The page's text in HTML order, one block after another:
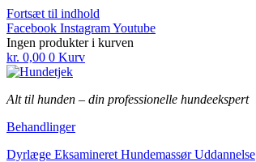
Fortsæt til indhold
Facebook InstagramYoutube
Ingen produkter i kurven
kr. 0,00 0 Kurv
Alt til hunden – din professionelle hundeekspert
Behandlinger
Dyrlæge Eksamineret Hundemassør Uddannelse